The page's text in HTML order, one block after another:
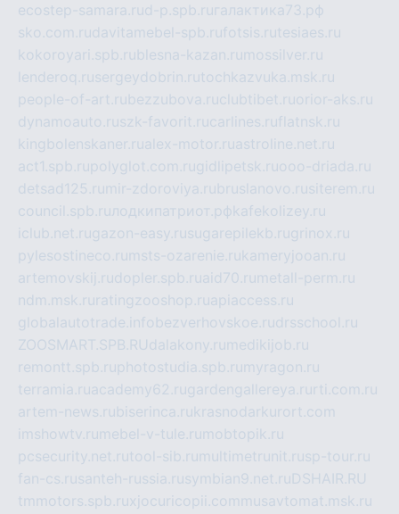
ecostep-samara.rud-p.spb.ru галактика73.рф
sko.com.rudavitamebel-spb.rufotsis.rutesiaes.ru
kokoroyari.spb.rublesna-kazan.ru mossilver.ru
lenderoq.rusergeydobrin.rutochkazvuka.msk.ru
people-of-art.rubezzubova.ruclubtibet.ruorior-aks.ru
dynamoauto.ruszk-favorit.rucarlines.ruflatnsk.ru
kingbolenskaner.rualex-motor.ruastroline.net.ru
act1.spb.rupolyglot.com.rugidlipetsk.ruooo-driada.ru
detsad125.ru mir-zdoroviya.rubruslanovo.rusiterem.ru
council.spb.ruлодкипатриот.рфkafekolizey.ru
iclub.net.rugazon-easy.rusugarepilekb.rugrinox.ru
pylesostineco.ru msts-ozarenie.rukameryjooan.ru
artemovskij.rudopler.spb.ruaid70.ru metall-perm.ru
ndm.msk.ru ratingzooshop.ruapiaccess.ru
globalautotrade.info bezverhovskoe.rudrsschool.ru
ZOOSMART.SPB.RUdalakony.ru medikijob.ru
remontt.spb.ruphotostudia.spb.ru myragon.ru
terramia.ruacademy62.rugardengallereya.ru rti.com.ru
artem-news.rubiserinca.rukrasnodarkurort.com
imshowtv.ru mebel-v-tule.ru mobtopik.ru
pcsecurity.net.rutool-sib.ru multimetrunit.rusp-tour.ru
fan-cs.rusanteh-russia.rusymbian9.net.ruDSHAIR.RU
tmmotors.spb.ruxjocuricopii.com musavtomat.msk.ru